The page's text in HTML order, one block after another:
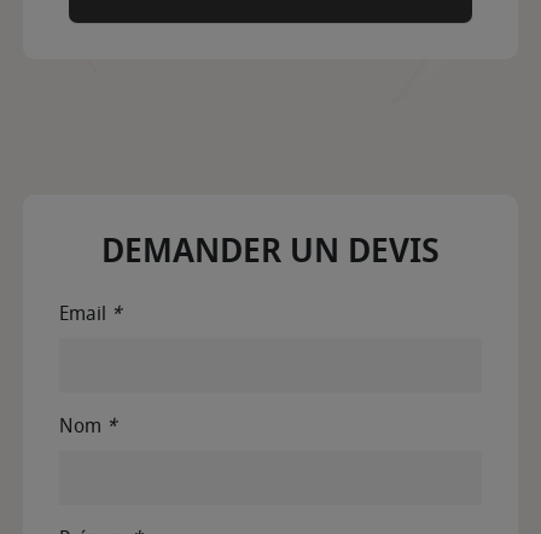
DEMANDER UN DEVIS
Email *
Nom *